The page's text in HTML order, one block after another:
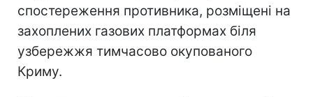
спостереження противника, розміщені на
захоплених газових платформах біля
узбережжя тимчасово окупованого
Криму.